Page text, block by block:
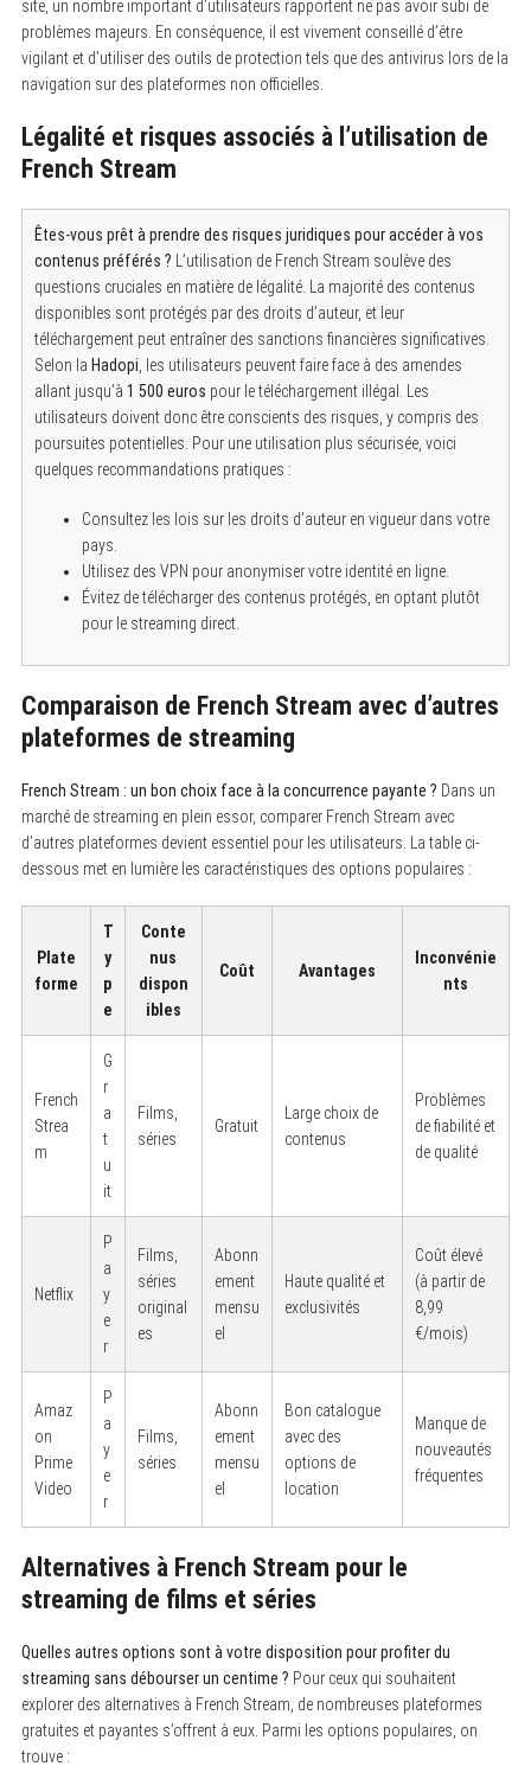
site, un nombre important d’utilisateurs rapportent ne pas avoir subi de
problèmes majeurs. En conséquence, il est vivement conseillé d’être
vigilant et d’utiliser des outils de protection tels que des antivirus lors de la
navigation sur des plateformes non officielles.
Légalité et risques associés à l’utilisation de
French Stream
Êtes-vous prêt à prendre des risques juridiques pour accéder à vos
contenus préférés ? L’utilisation de French Stream soulève des
questions cruciales en matière de légalité. La majorité des contenus
disponibles sont protégés par des droits d’auteur, et leur
téléchargement peut entraîner des sanctions financières significatives.
Selon la Hadopi , les utilisateurs peuvent faire face à des amendes
allant jusqu’à 1 500 euros pour le téléchargement illégal. Les
utilisateurs doivent donc être conscients des risques, y compris des
poursuites potentielles. Pour une utilisation plus sécurisée, voici
quelques recommandations pratiques :
Consultez les lois sur les droits d’auteur en vigueur dans votre
pays.
Utilisez des VPN pour anonymiser votre identité en ligne.
Évitez de télécharger des contenus protégés, en optant plutôt
pour le streaming direct.
Comparaison de French Stream avec d’autres
plateformes de streaming
French Stream : un bon choix face à la concurrence payante ? Dans un
marché de streaming en plein essor, comparer French Stream avec
d’autres plateformes devient essentiel pour les utilisateurs. La table ci-
dessous met en lumière les caractéristiques des options populaires :
Plate
forme
T
y
p
e
Conte
nus
dispon
ibles
Coût Avantages
Inconvénie
nts
French
Strea
m
G
r
a
t
u
it
Films,
séries
Gratuit
Large choix de
contenus
Problèmes
de fiabilité et
de qualité
Netflix
P
a
y
e
r
Films,
séries
original
es
Abonn
ement
mensu
el
Haute qualité et
exclusivités
Coût élevé
(à partir de
8,99
€/mois)
Amaz
on
Prime
Video
P
a
y
e
r
Films,
séries
Abonn
ement
mensu
el
Bon catalogue
avec des
options de
location
Manque de
nouveautés
fréquentes
Alternatives à French Stream pour le
streaming de films et séries
Quelles autres options sont à votre disposition pour profiter du
streaming sans débourser un centime ? Pour ceux qui souhaitent
explorer des alternatives à French Stream, de nombreuses plateformes
gratuites et payantes s’offrent à eux. Parmi les options populaires, on
trouve :
c
h
o
: